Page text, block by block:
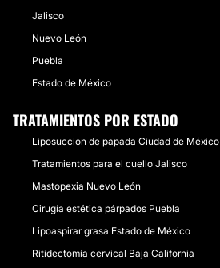
Jalisco
Nuevo León
Puebla
Estado de México
TRATAMIENTOS POR ESTADO
Liposuccion de papada Ciudad de México
Tratamientos para el cuello Jalisco
Mastopexia Nuevo León
Cirugía estética párpados Puebla
Lipoaspirar grasa Estado de México
Ritidectomía cervical Baja California